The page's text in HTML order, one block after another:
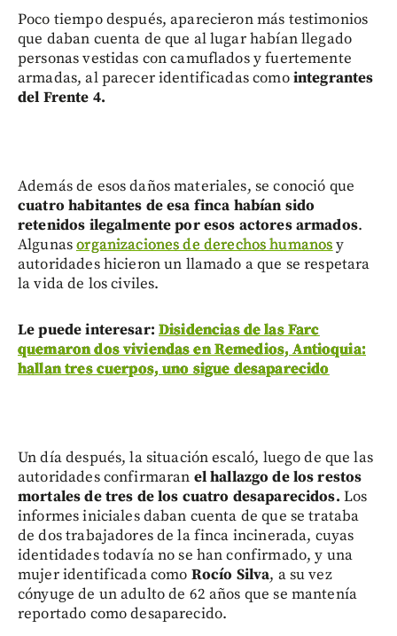
Poco tiempo después, aparecieron más testimonios
que daban cuenta de que al lugar habían llegado
personas vestidas con camuflados y fuertemente
armadas, al parecer identificadas comointegrantes
del Frente 4.
Además de esos daños materiales, se conoció que
cuatro habitantes de esa finca habían sido
retenidos ilegalmente por esos actores armados.
Algunasorganizaciones de derechos humanosy
autoridades hicieron un llamado a que se respetara
la vida de los civiles.
Le puede interesar: Disidencias de las Farc
quemaron dos viviendas en Remedios, Antioquia:
hallan tres cuerpos, uno sigue desaparecido
Un día después, la situación escaló, luego de que las
autoridades confirmaran el hallazgo de los restos
mortales de tres de los cuatro desaparecidos. Los
informes iniciales daban cuenta de que se trataba
de dos trabajadores de la finca incinerada, cuyas
identidades todavía no se han confirmado, y una
mujer identificada como Rocío Silva, a su vez
cónyuge de un adulto de 62 años que se mantenía
reportado como desaparecido.